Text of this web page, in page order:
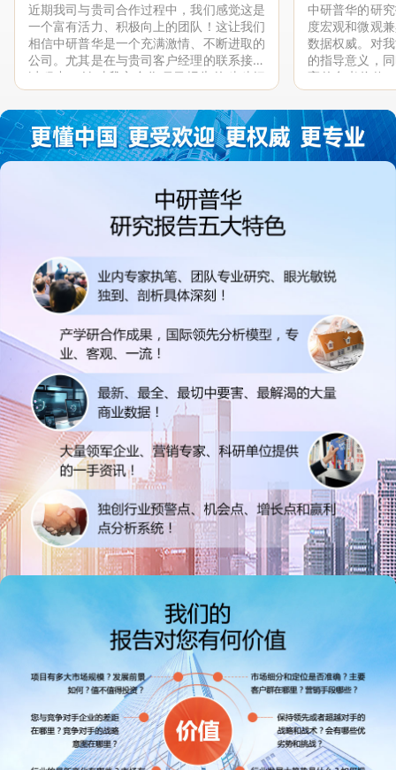
近期我司与贵司合作过程中，我们感觉这是
一个富有活力、积极向上的团队！这让我们
相信中研普华是一个充满激情、不断进取的
公司。尤其是在与贵司客户经理的联系接洽
过程中，针对我方合作项目报告的种种细
节，及时细致缜密地协助与项目部沟通、探
讨和完善...
中研普华的研
度宏观和微观
数据权威。对
的指导意义，
高的参考价值
体化”服务和行
司继续...